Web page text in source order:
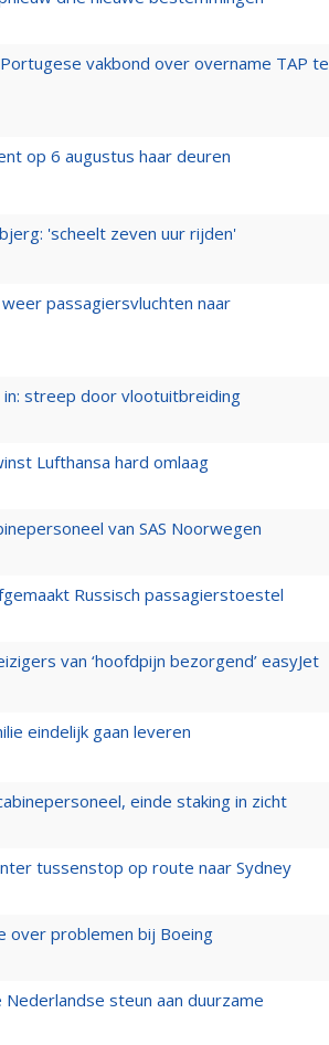
vakbond over overname TAP te
op 6 augustus haar deuren
'scheelt zeven uur rijden'
passagiersvluchten naar
streep door vlootuitbreiding
Lufthansa hard omlaag
van SAS Noorwegen
Russisch passagierstoestel
van ‘hoofdpijn bezorgend’ easyJet
eindelijk gaan leveren
einde staking in zicht
tussenstop op route naar Sydney
over problemen bij Boeing
steun aan duurzame